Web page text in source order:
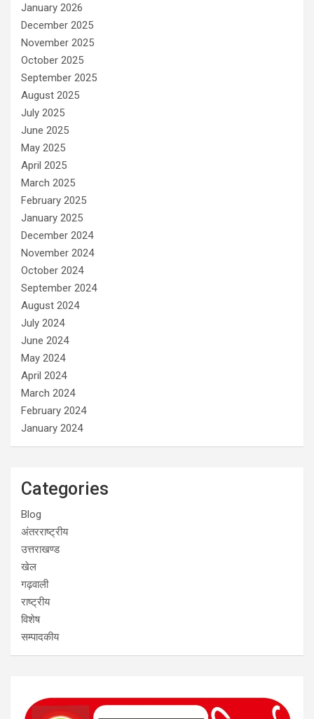
January 2026
December 2025
November 2025
October 2025
September 2025
August 2025
July 2025
June 2025
May 2025
April 2025
March 2025
February 2025
January 2025
December 2024
November 2024
October 2024
September 2024
August 2024
July 2024
June 2024
May 2024
April 2024
March 2024
February 2024
January 2024
Categories
Blog
अंतरराष्ट्रीय
उत्तराखण्ड
खेल
गढ़वाली
राष्ट्रीय
विशेष
सम्पादकीय